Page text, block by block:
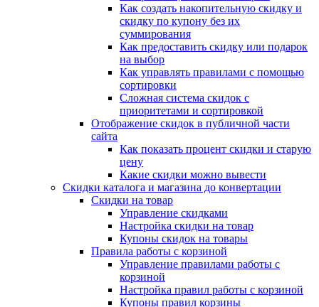
Как создать накопительную скидку и
скидку по купону без их
суммирования
Как предоставить скидку или подарок
на выбор
Как управлять правилами с помощью
сортировки
Сложная система скидок с
приоритетами и сортировкой
Отображение скидок в публичной части
сайта
Как показать процент скидки и старую
цену
Какие скидки можно вывести
Скидки каталога и магазина до конвертации
Скидки на товар
Управление скидками
Настройка скидки на товар
Купоны скидок на товары
Правила работы с корзиной
Управление правилами работы с
корзиной
Настройка правил работы с корзиной
Купоны правил корзины